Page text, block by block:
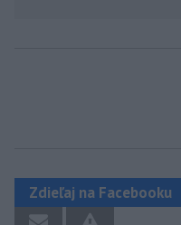
Zdieľaj na Facebooku